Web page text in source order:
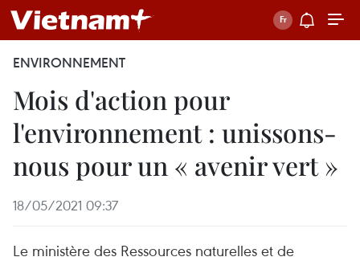
ENVIRONNEMENT
Mois d'action pour
l'environnement : unissons-
nous pour un « avenir vert »
18/05/2021 09:37
Le ministère des Ressources naturelles et de